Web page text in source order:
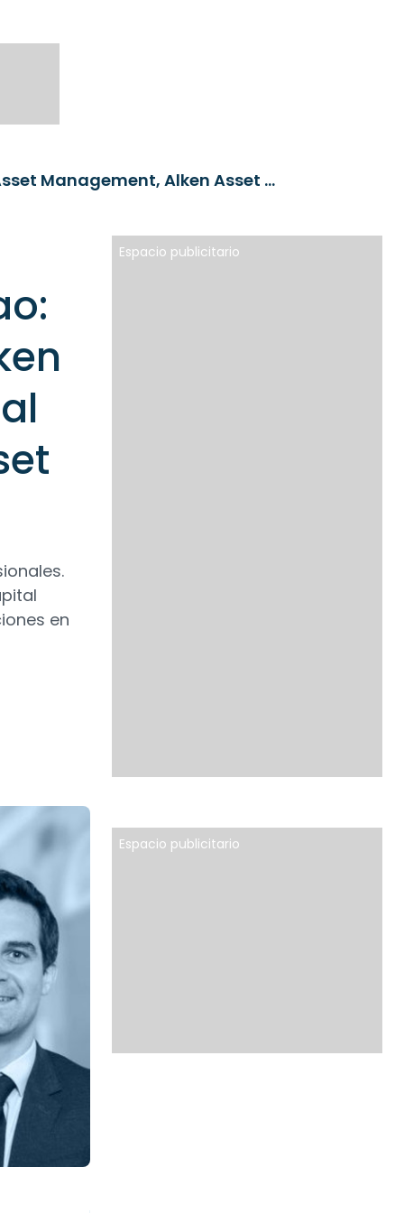
RankiaPro Funds Meeting Bilbao: Aegon Asset Management, Alken Asset Management, BDL Capital Management, BNP Paribas Asset Management
en
Espacio publicitario
Espacio publicitario